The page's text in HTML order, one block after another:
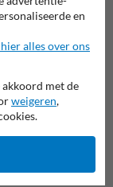
en
hier alles over ons
met de
weigeren,